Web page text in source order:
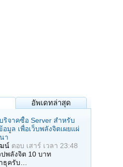
อัพเดทล่าสุด
ริจาคซื้อ Server สำหรับ
มูล เพื่อเว็บพลังจิตเผยแผ่
า
น์ ตอบ เสาร์ เวลา 23:48
พลังจิต 10 บาท
ธุครับ…